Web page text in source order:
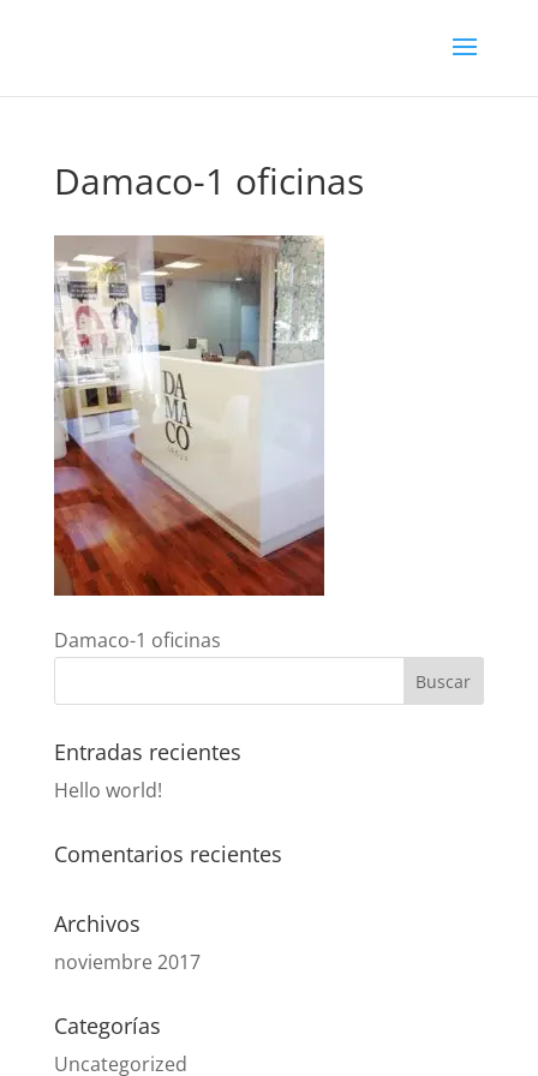
Damaco-1 oficinas
Damaco-1 oficinas
Entradas recientes
Hello world!
Comentarios recientes
Archivos
noviembre 2017
Categorías
Uncategorized